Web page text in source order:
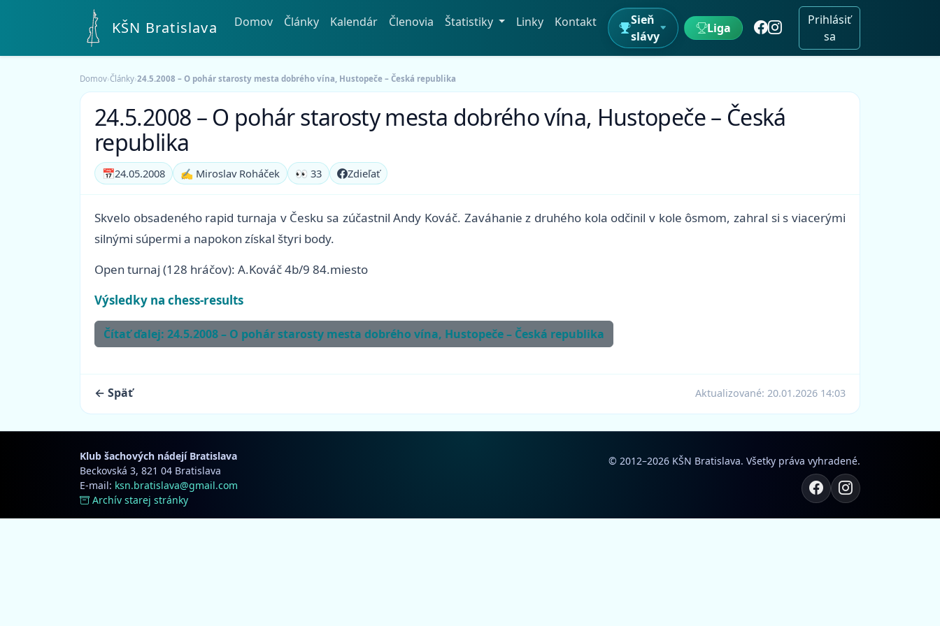
KŠN Bratislava Domov Články Kalendár Členovia Štatistiky Linky Kontakt
Sieň
slávy
Liga
Prihlásiť
sa
Domov›Články›24.5.2008 – O pohár starosty mesta dobrého vína, Hustopeče – Česká republika
24.5.2008 – O pohár starosty mesta dobrého vína, Hustopeče – Česká
republika
📅24.05.2008 ✍️ Miroslav Roháček 👀 33 Zdieľať
Skvelo obsadeného rapid turnaja v Česku sa zúčastnil Andy Kováč. Zaváhanie z druhého kola odčinil v kole ôsmom, zahral si s viacerými
silnými súpermi a napokon získal štyri body.
Open turnaj (128 hráčov): A.Kováč 4b/9 84.miesto
Výsledky na chess-results
Čítať ďalej: 24.5.2008 – O pohár starosty mesta dobrého vína, Hustopeče – Česká republika
← Späť Aktualizované: 20.01.2026 14:03
Klub šachových nádejí Bratislava
Beckovská 3, 821 04 Bratislava
E-mail: ksn.bratislava@gmail.com
Archív starej stránky
© 2012–2026 KŠN Bratislava. Všetky práva vyhradené.